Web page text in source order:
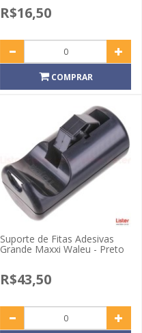
R$16,50
COMPRAR
Suporte de Fitas Adesivas
Grande Maxxi Waleu - Preto
R$43,50